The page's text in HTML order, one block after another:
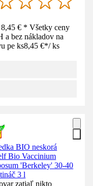
€ * Všetky ceny
a bez nákladov na
pe ks8,45 €*/ ks
BIO neskorá
Bio Vaccinium
'Berkeley' 30-40
3 l
zatiaľ nikto